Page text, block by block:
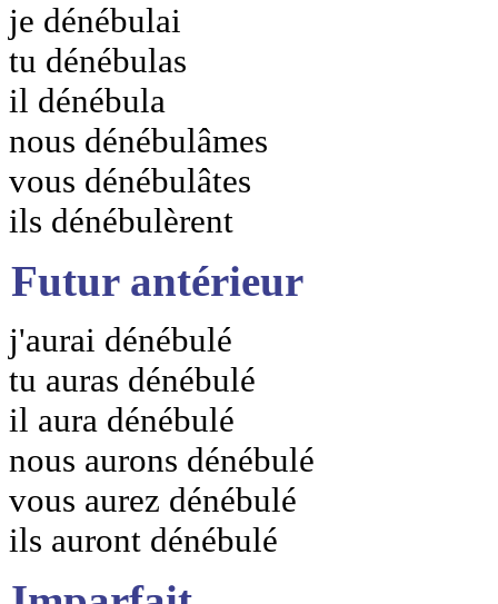
je dénébulai
tu dénébulas
il dénébula
nous dénébulâmes
vous dénébulâtes
ils dénébulèrent
Futur antérieur
j'aurai dénébulé
tu auras dénébulé
il aura dénébulé
nous aurons dénébulé
vous aurez dénébulé
ils auront dénébulé